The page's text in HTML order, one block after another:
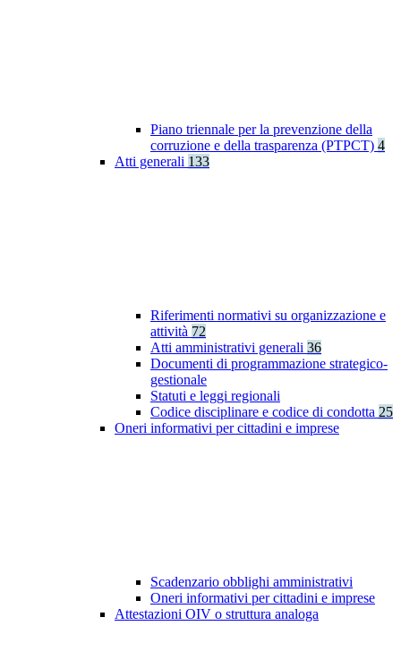
Piano triennale per la prevenzione della
corruzione e della trasparenza (PTPCT) 4
Atti generali 133
Riferimenti normativi su organizzazione e
attività 72
Atti amministrativi generali 36
Documenti di programmazione strategico-
gestionale
Statuti e leggi regionali
Codice disciplinare e codice di condotta 25
Oneri informativi per cittadini e imprese
Scadenzario obblighi amministrativi
Oneri informativi per cittadini e imprese
Attestazioni OIV o struttura analoga